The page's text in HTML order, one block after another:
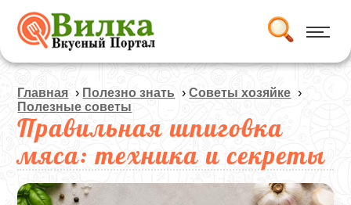
Главная › Полезно знать ›Советы хозяйке ›
Полезные советы
Правильная шпиговка
мяса: техника и секреты